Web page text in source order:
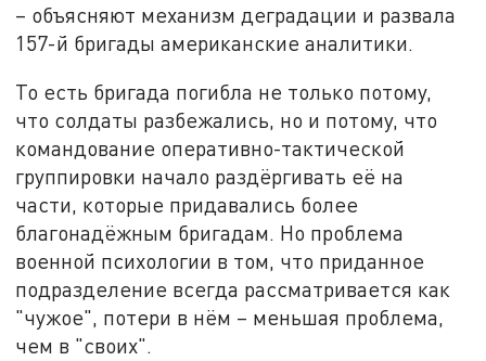
– объясняют механизм деградации и развала
157-й бригады американские аналитики.
То есть бригада погибла не только потому,
что солдаты разбежались, но и потому, что
командование оперативно-тактической
группировки начало раздёргивать её на
части, которые придавались более
благонадёжным бригадам. Но проблема
военной психологии в том, что приданное
подразделение всегда рассматривается как
"чужое", потери в нём – меньшая проблема,
чем в "своих".